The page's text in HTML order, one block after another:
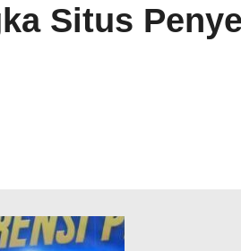
Situs